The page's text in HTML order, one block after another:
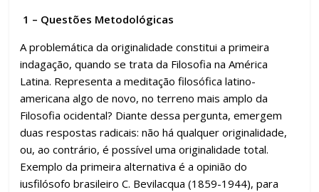
1 – Questões Metodológicas
A problemática da originalidade constitui a primeira
indagação, quando se trata da Filosofia na América
Latina. Representa a meditação filosófica latino-
americana algo de novo, no terreno mais amplo da
Filosofia ocidental? Diante dessa pergunta, emergem
duas respostas radicais: não há qualquer originalidade,
ou, ao contrário, é possível uma originalidade total.
Exemplo da primeira alternativa é a opinião do
iusfilósofo brasileiro C. Bevilacqua (1859-1944), para